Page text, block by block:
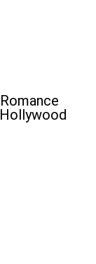
Romance
Hollywood